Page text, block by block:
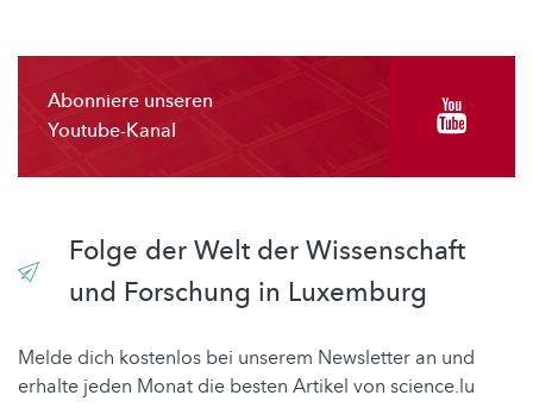
Abonniere unseren
Youtube-Kanal
Folge der Welt der Wissenschaft
und Forschung in Luxemburg
Melde dich kostenlos bei unserem Newsletter an und
erhalte jeden Monat die besten Artikel von science.lu